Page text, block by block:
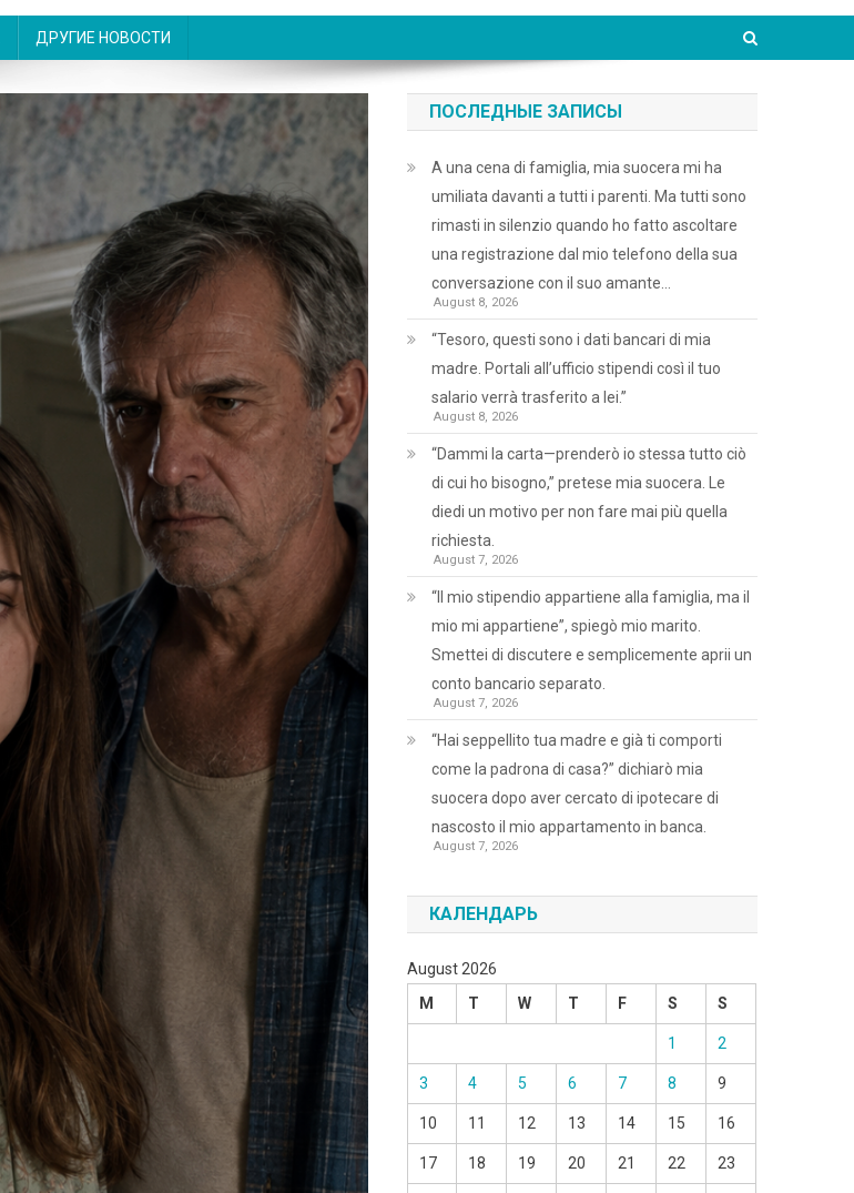
ДРУГИЕ НОВОСТИ
ПОСЛЕДНЫЕ ЗАПИСЫ
A una cena di famiglia, mia suocera mi ha
umiliata davanti a tutti i parenti. Ma tutti sono
rimasti in silenzio quando ho fatto ascoltare
una registrazione dal mio telefono della sua
conversazione con il suo amante…
August 8, 2026
“Tesoro, questi sono i dati bancari di mia
madre. Portali all’ufficio stipendi così il tuo
salario verrà trasferito a lei.”
August 8, 2026
“Dammi la carta—prenderò io stessa tutto ciò
di cui ho bisogno,” pretese mia suocera. Le
diedi un motivo per non fare mai più quella
richiesta.
August 7, 2026
“Il mio stipendio appartiene alla famiglia, ma il
mio mi appartiene”, spiegò mio marito.
Smettei di discutere e semplicemente aprii un
conto bancario separato.
August 7, 2026
“Hai seppellito tua madre e già ti comporti
come la padrona di casa?” dichiarò mia
suocera dopo aver cercato di ipotecare di
nascosto il mio appartamento in banca.
August 7, 2026
КАЛЕНДАРЬ
August 2026
M
T W T F S S
1 2
3 4 5 6 7 8 9
10 11 12 13 14 15 16
17 18 19 20 21 22 23